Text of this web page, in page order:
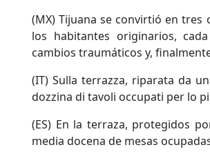
(MX) Tijuana se convirtió en
los habitantes originarios,
cambios traumáticos y,
(IT) Sulla terrazza, riparata da
dozzina di tavoli occupati per lo
(ES) En la terraza, protegidos
media docena de mesas